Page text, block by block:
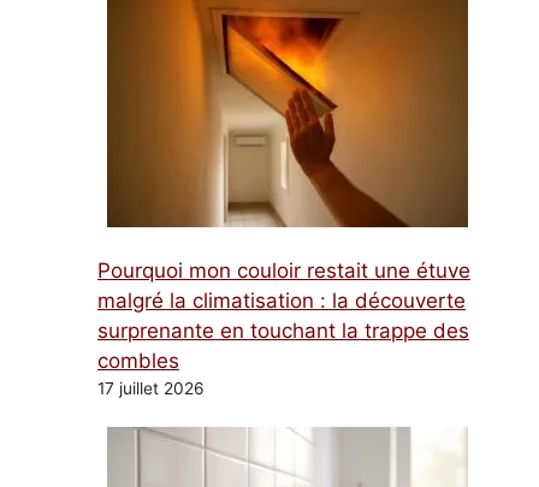
Pourquoi mon couloir restait une étuve
malgré la climatisation : la découverte
surprenante en touchant la trappe des
combles
17 juillet 2026